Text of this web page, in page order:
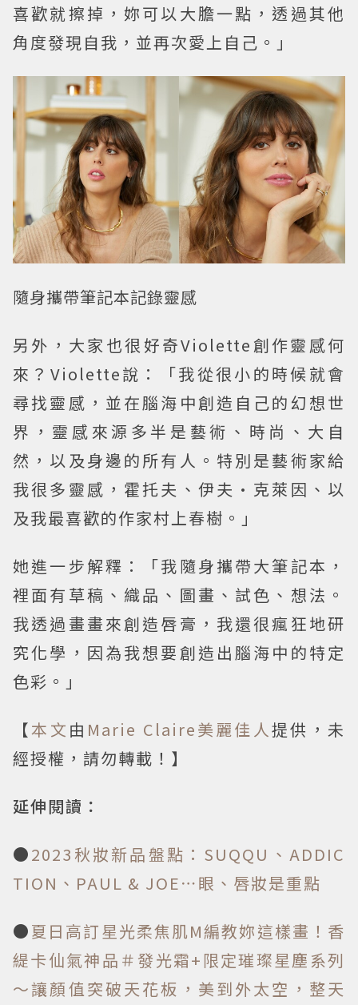
喜歡就擦掉，妳可以大膽一點，透過其他
角度發現自我，並再次愛上自己。」
隨身攜帶筆記本記錄靈感
另外，大家也很好奇Violette創作靈感何
來？Violette說：「我從很小的時候就會
尋找靈感，並在腦海中創造自己的幻想世
界，靈感來源多半是藝術、時尚、大自
然，以及身邊的所有人。特別是藝術家給
我很多靈感，霍托夫、伊夫•克萊因、以
及我最喜歡的作家村上春樹。」
她進一步解釋：「我隨身攜帶大筆記本，
裡面有草稿、織品、圖畫、試色、想法。
我透過畫畫來創造唇膏，我還很瘋狂地研
究化學，因為我想要創造出腦海中的特定
色彩。」
【本文 由 Marie Claire美麗佳人提供，未
經授權，請勿轉載！】
延伸閱讀：
●2023秋妝新品盤點：SUQQU、ADDIC
TION、PAUL & JOE⋯眼、唇妝是重點
●夏日高訂星光柔焦肌M編教妳這樣畫！香
緹卡仙氣神品＃發光霜+限定璀璨星塵系列
～讓顏值突破天花板，美到外太空，整天